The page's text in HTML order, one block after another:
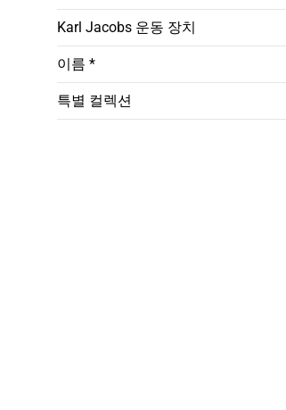
Karl Jacobs 운동 장치
이름 *
특별 컬렉션